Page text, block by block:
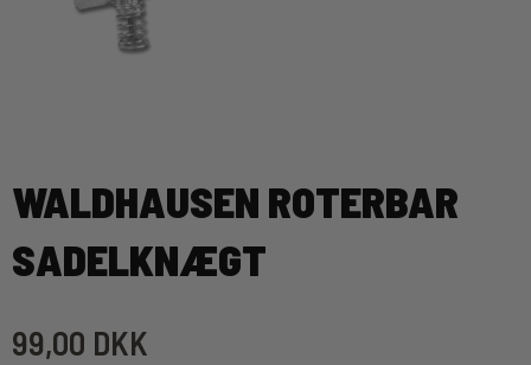
WALDHAUSEN ROTERBAR
SADELKNÆGT
99,00 DKK